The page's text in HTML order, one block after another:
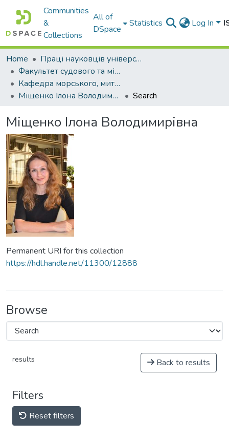
Communities
&
Collections
All of
DSpace
Statistics Log In
Home
Праці науковців університету
Факультет судового та міжнародного права
Кафедра морського, митного та інформаційного права
Міщенко Ілона Володимирівна
Search
Міщенко Ілона Володимирівна
Permanent URI for this collection
https://hdl.handle.net/11300/12888
Browse
results Back to results
Filters
Reset filters